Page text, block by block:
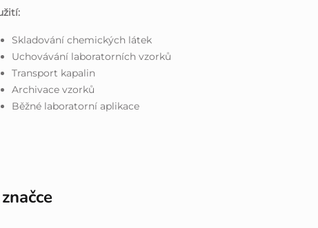
Skladování chemických látek
Uchovávání laboratorních vzorků
Transport kapalin
Archivace vzorků
Běžné laboratorní aplikace